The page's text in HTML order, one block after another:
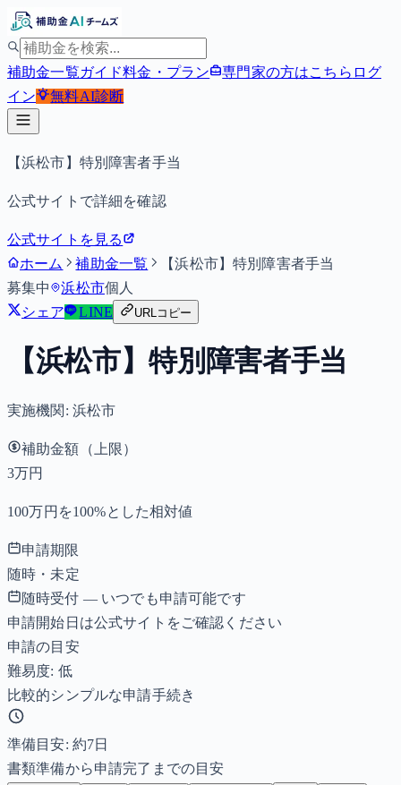
補助金一覧ガイド料金・プラン 専門家の方はこちら ログ
イン
無料AI診断
【浜松市】特別障害者手当
公式サイトで詳細を確認
公式サイトを見る
ホーム
補助金一覧
【浜松市】特別障害者手当
募集中
浜松市個人
シェア
LINE URLコピー
【浜松市】特別障害者手当
実施機関: 浜松市
補助金額（上限）
3万円
100万円を100%とした相対値
申請期限
随時・未定
随時受付 — いつでも申請可能です
申請開始日は公式サイトをご確認ください
申請の目安
難易度: 低
比較的シンプルな申請手続き
準備目安: 約7日
書類準備から申請完了までの目安